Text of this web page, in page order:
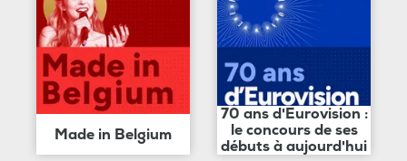
Made in Belgium
70 ans d'Eurovision :
le concours de ses
débuts à aujourd'hui